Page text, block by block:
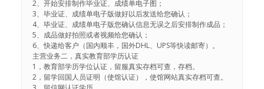
2、开始安排制作毕业证、成绩单电子图；
3、毕业证、成绩单电子版做好以后发送给您确认；
4、毕业证、成绩单电子版您确认信息无误之后安排制作成品；
5、成品做好拍照或者视频给您确认；
6、快递给客户（国内顺丰，国外DHL、UPS等快读邮寄）。
主营业务二，真实教育部学历认证
1，教育部学历学位认证，留服真实存档可查，存档。
2，留学回国人员证明（使馆认证），使馆网站真实存档可查。